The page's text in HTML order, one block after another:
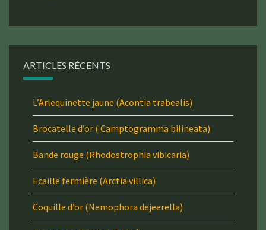
ARTICLES RÉCENTS
L’Arlequinette jaune (Acontia trabealis)
Brocatelle d’or ( Camptogramma bilineata)
Bande rouge (Rhodostrophia vibicaria)
Ecaille fermière (Arctia villica)
Coquille d’or (Nemophora dejeerella)